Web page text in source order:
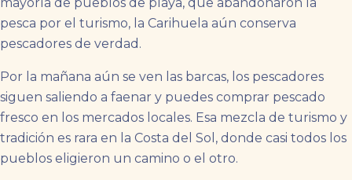
pesca por el turismo, la Carihuela aún conserva
pescadores de verdad.
Por la mañana aún se ven las barcas, los pescadores
siguen saliendo a faenar y puedes comprar pescado
fresco en los mercados locales. Esa mezcla de turismo y
tradición es rara en la Costa del Sol, donde casi todos los
pueblos eligieron un camino o el otro.